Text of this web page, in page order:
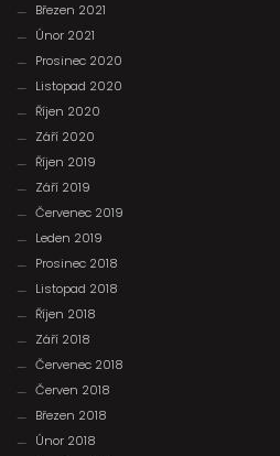
Březen 2021
Únor 2021
Prosinec 2020
Listopad 2020
Říjen 2020
Září 2020
Říjen 2019
Září 2019
Červenec 2019
Leden 2019
Prosinec 2018
Listopad 2018
Říjen 2018
Září 2018
Červenec 2018
Červen 2018
Březen 2018
Únor 2018